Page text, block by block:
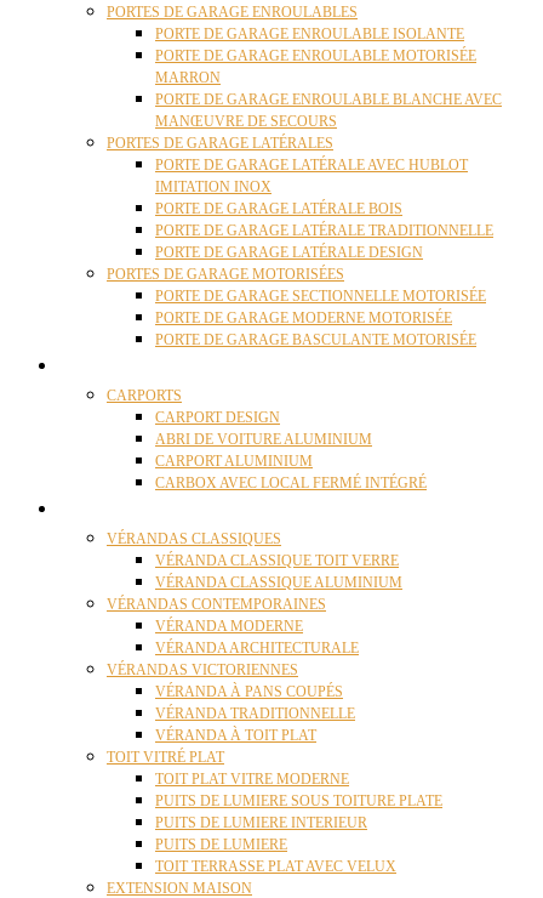
PORTES DE GARAGE ENROULABLES
PORTE DE GARAGE ENROULABLE ISOLANTE
PORTE DE GARAGE ENROULABLE MOTORISÉE
MARRON
PORTE DE GARAGE ENROULABLE BLANCHE AVEC
MANŒUVRE DE SECOURS
PORTES DE GARAGE LATÉRALES
PORTE DE GARAGE LATÉRALE AVEC HUBLOT
IMITATION INOX
PORTE DE GARAGE LATÉRALE BOIS
PORTE DE GARAGE LATÉRALE TRADITIONNELLE
PORTE DE GARAGE LATÉRALE DESIGN
PORTES DE GARAGE MOTORISÉES
PORTE DE GARAGE SECTIONNELLE MOTORISÉE
PORTE DE GARAGE MODERNE MOTORISÉE
PORTE DE GARAGE BASCULANTE MOTORISÉE
CARPORTS
CARPORT DESIGN
ABRI DE VOITURE ALUMINIUM
CARPORT ALUMINIUM
CARBOX AVEC LOCAL FERMÉ INTÉGRÉ
VÉRANDAS CLASSIQUES
VÉRANDA CLASSIQUE TOIT VERRE
VÉRANDA CLASSIQUE ALUMINIUM
VÉRANDAS CONTEMPORAINES
VÉRANDA MODERNE
VÉRANDA ARCHITECTURALE
VÉRANDAS VICTORIENNES
VÉRANDA À PANS COUPÉS
VÉRANDA TRADITIONNELLE
VÉRANDA À TOIT PLAT
TOIT VITRÉ PLAT
TOIT PLAT VITRE MODERNE
PUITS DE LUMIERE SOUS TOITURE PLATE
PUITS DE LUMIERE INTERIEUR
PUITS DE LUMIERE
TOIT TERRASSE PLAT AVEC VELUX
EXTENSION MAISON